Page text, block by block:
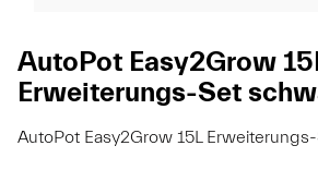
AutoPot Easy2Grow
Erweiterungs-Set
AutoPot Easy2Grow 15L